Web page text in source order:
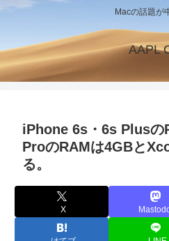
Macの話題が
AAPL
iPhone 6s・6s Plusの
ProのRAMは4GBと
る。
X